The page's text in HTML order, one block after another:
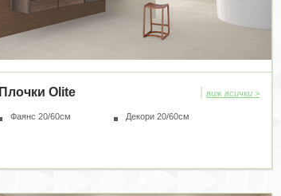
Плочки Olite виж всички >
Фаянс 20/60см Декори 20/60см